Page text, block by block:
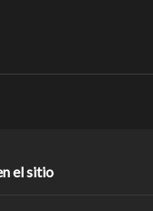
el sitio